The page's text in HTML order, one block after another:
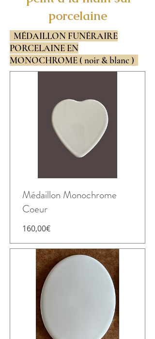
porcelaine
MÉDAILLON FUNÉRAIRE
PORCELAINE EN
MONOCHROME ( noir & blanc )
Médaillon Monochrome
Coeur
160,00€Prix